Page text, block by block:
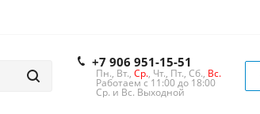
+7 906 951-15-51
Пн., Вт., Ср., Чт., Пт., Сб., Вс.
Работаем с 11:00 до 18:00
Ср. и Вс. Выходной